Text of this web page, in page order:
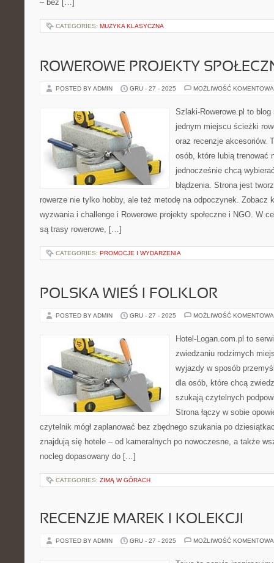
– bez […]
CATEGORIES: MUZYKA KLASYCZNA
ROWEROWE PROJEKTY
POSTED BY ADMIN GRU - 27 - 2025 MOŻLIWOŚĆ
Szlaki-Rowerowe.pl to blog
jednym miejscu ścieżki
oraz recenzje akcesoriów.
osób, które lubią trenować
jednocześnie chcą
błądzenia. Strona jest
rowerze nie tylko hobby, ale też metodę na odpoczynek. Zobacz
wyzwania i challenge i Rowerowe projekty społeczne i NGO. W
są trasy rowerowe, […]
CATEGORIES: PROMOCJE I WYDARZENIA
POLSKA WIEŚ I FOLKLOR
POSTED BY ADMIN GRU - 27 - 2025 MOŻLIWOŚĆ
Hotel-Logan.com.pl to
zwiedzaniu rodzimych
wyjazdy w sposób
dla osób, które chcą
szukają czytelnych
Strona łączy w sobie
czytelnik mógł zaplanować bez zbędnego szukania po
znajdują się hotele – od kameralnych po nowoczesne, a także
nocleg dopasowany do […]
CATEGORIES: ZIMĄ W GÓRACH
RECENZJE MAREK I KOLEKCJI
POSTED BY ADMIN GRU - 27 - 2025 MOŻLIWOŚĆ